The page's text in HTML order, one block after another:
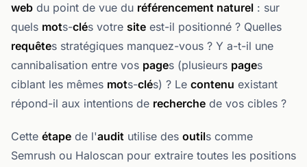
web du point de vue du référencement naturel : sur
quels mots-clés votre site est-il positionné ? Quelles
requêtes stratégiques manquez-vous ? Y a-t-il une
cannibalisation entre vos pages (plusieurs pages
ciblant les mêmes mots-clés) ? Le contenu existant
répond-il aux intentions de recherche de vos cibles ?
Cette étape de l'audit utilise des outils comme
Semrush ou Haloscan pour extraire toutes les positions